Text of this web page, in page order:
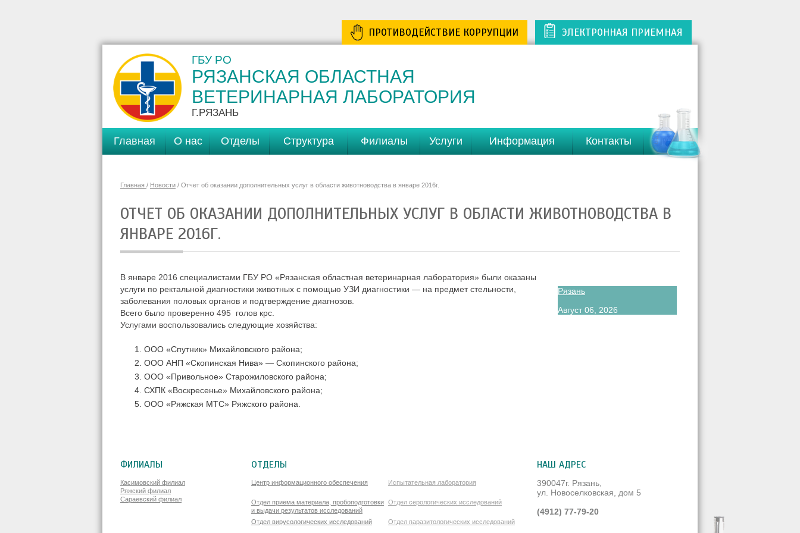
ЭЛЕКТРОННАЯ ПРИЕМНАЯ
ПРОТИВОДЕЙСТВИЕ КОРРУПЦИИ
ГБУ РО
РЯЗАНСКАЯ ОБЛАСТНАЯ
ВЕТЕРИНАРНАЯ ЛАБОРАТОРИЯ
Г.РЯЗАНЬ
Главная О нас Отделы Структура Филиалы Услуги Информация Контакты
Главная / Новости / Отчет об оказании дополнительных услуг в области животноводства в январе 2016г.
ОТЧЕТ ОБ ОКАЗАНИИ ДОПОЛНИТЕЛЬНЫХ УСЛУГ В ОБЛАСТИ ЖИВОТНОВОДСТВА В
ЯНВАРЕ 2016Г.
Рязань
Август 06, 2026
В январе 2016 специалистами ГБУ РО «Рязанская областная ветеринарная лаборатория» были оказаны
услуги по ректальной диагностики животных с помощью УЗИ диагностики — на предмет стельности,
заболевания половых органов и подтверждение диагнозов.
Всего было проверенно 495 голов крс.
Услугами воспользовались следующие хозяйства:
ООО «Спутник» Михайловского района;
ООО АНП «Скопинская Нива» — Скопинского района;
ООО «Привольное» Старожиловского района;
СХПК «Воскресенье» Михайловского района;
ООО «Ряжская МТС» Ряжского района.
ФИЛИАЛЫ
Касимовский филиал
Ряжский филиал
Сараевский филиал
ОТДЕЛЫ
Центр информационного обеспечения Испытательная лаборатория
Отдел приема материала, пробоподготовки
и выдачи результатов исследований
Отдел серологических исследований
Отдел вирусологических исследований Отдел паразитологических исследований
НАШ АДРЕС
390047г. Рязань,
ул. Новоселковская, дом 5
(4912) 77-79-20